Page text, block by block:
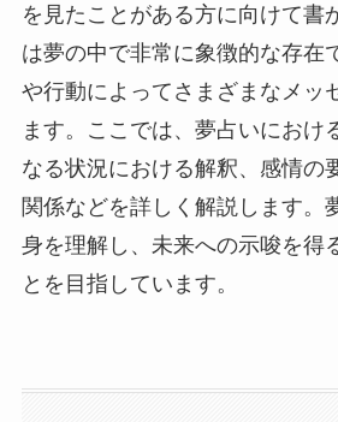
を見たことがある方に向けて書
は夢の中で非常に象徴的な存在
や行動によってさまざまなメッ
ます。ここでは、夢占いにおけ
なる状況における解釈、感情の
関係などを詳しく解説します。
身を理解し、未来への示唆を得
とを目指しています。